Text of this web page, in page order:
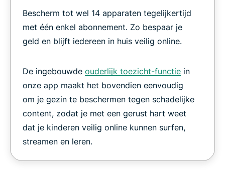
Bescherm tot wel 14 apparaten tegelijkertijd
met één enkel abonnement. Zo bespaar je
geld en blijft iedereen in huis veilig online.
De ingebouwde ouderlijk toezicht-functie in
onze app maakt het bovendien eenvoudig
om je gezin te beschermen tegen schadelijke
content, zodat je met een gerust hart weet
dat je kinderen veilig online kunnen surfen,
streamen en leren.